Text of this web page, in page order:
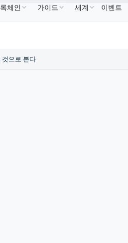
US$0.9995↑0.00% XRPXRPUS$1.09↑2.30%
체인 가이드 세계 이벤트
것으로 본다